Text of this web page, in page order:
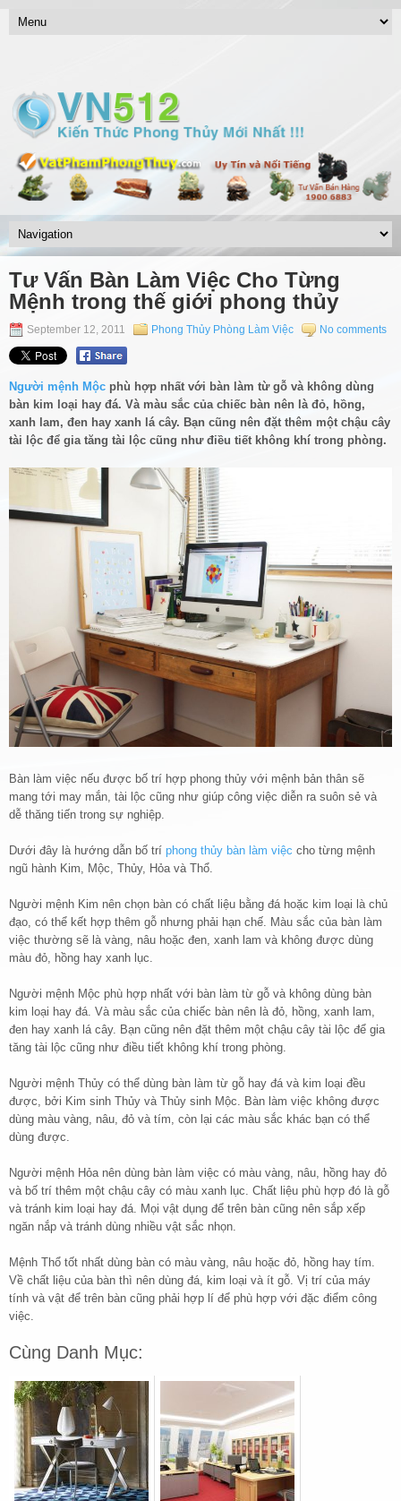
Tư Vấn Bàn Làm Việc Cho Từng
Mệnh trong thế giới phong thủy
September 12, 2011 Phong Thủy Phòng Làm Việc No comments
Người mệnh Mộc phù hợp nhất với bàn làm từ gỗ và không dùng
bàn kim loại hay đá. Và màu sắc của chiếc bàn nên là đỏ, hồng,
xanh lam, đen hay xanh lá cây. Bạn cũng nên đặt thêm một chậu cây
tài lộc để gia tăng tài lộc cũng như điều tiết không khí trong phòng.
Bàn làm việc nếu được bố trí hợp phong thủy với mệnh bản thân sẽ
mang tới may mắn, tài lộc cũng như giúp công việc diễn ra suôn sẻ và
dễ thăng tiến trong sự nghiệp.
Dưới đây là hướng dẫn bố trí phong thủy bàn làm việc cho từng mệnh
ngũ hành Kim, Mộc, Thủy, Hỏa và Thổ.
Người mệnh Kim nên chọn bàn có chất liệu bằng đá hoặc kim loại là chủ
đạo, có thể kết hợp thêm gỗ nhưng phải hạn chế. Màu sắc của bàn làm
việc thường sẽ là vàng, nâu hoặc đen, xanh lam và không được dùng
màu đỏ, hồng hay xanh lục.
Người mệnh Mộc phù hợp nhất với bàn làm từ gỗ và không dùng bàn
kim loại hay đá. Và màu sắc của chiếc bàn nên là đỏ, hồng, xanh lam,
đen hay xanh lá cây. Bạn cũng nên đặt thêm một chậu cây tài lộc để gia
tăng tài lộc cũng như điều tiết không khí trong phòng.
Người mệnh Thủy có thể dùng bàn làm từ gỗ hay đá và kim loại đều
được, bởi Kim sinh Thủy và Thủy sinh Mộc. Bàn làm việc không được
dùng màu vàng, nâu, đỏ và tím, còn lại các màu sắc khác bạn có thể
dùng được.
Người mệnh Hỏa nên dùng bàn làm việc có màu vàng, nâu, hồng hay đỏ
và bố trí thêm một chậu cây có màu xanh lục. Chất liệu phù hợp đó là gỗ
và tránh kim loại hay đá. Mọi vật dụng để trên bàn cũng nên sắp xếp
ngăn nắp và tránh dùng nhiều vật sắc nhọn.
Mệnh Thổ tốt nhất dùng bàn có màu vàng, nâu hoặc đỏ, hồng hay tím.
Về chất liệu của bàn thì nên dùng đá, kim loại và ít gỗ. Vị trí của máy
tính và vật để trên bàn cũng phải hợp lí để phù hợp với đặc điểm công
việc.
Cùng Danh Mục: